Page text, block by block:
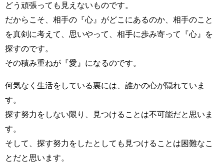
どう頑張っても見えないものです。
だからこそ、相手の『心』がどこにあるのか、相手のこと
を真剣に考えて、思いやって、相手に歩み寄って『心』を
探すのです。
その積み重ねが『愛』になるのです。
何気なく生活をしている裏には、誰かの心が隠れていま
す。
探す努力をしない限り、見つけることは不可能だと思いま
す。
そして、探す努力をしたとしても見つけることは困難なこ
とだと思います。